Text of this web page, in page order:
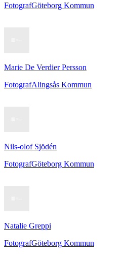
FotografGöteborg Kommun
Marie De Verdier Persson
FotografAlingsås Kommun
Nils-olof Sjödén
FotografGöteborg Kommun
Natalie Greppi
FotografGöteborg Kommun